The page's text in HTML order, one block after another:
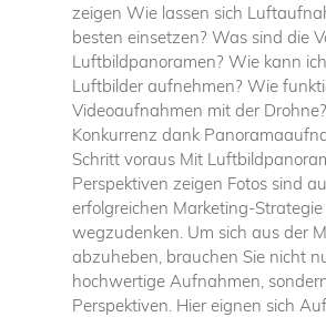
zeigen Wie lassen sich
besten einsetzen? Was sind die
Luftbildpanoramen? Wie kann
Luftbilder aufnehmen? Wie
Videoaufnahmen mit der
Konkurrenz dank
Schritt voraus Mit
Perspektiven zeigen Fotos sind
erfolgreichen Marketing-
wegzudenken. Um sich aus der
abzuheben, brauchen Sie nicht
hochwertige Aufnahmen,
Perspektiven. Hier eignen sich